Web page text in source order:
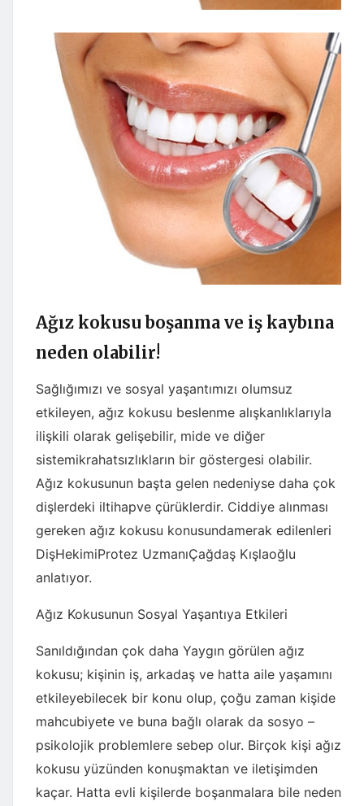
Ağız kokusu boşanma ve iş kaybına
neden olabilir!
Sağlığımızı ve sosyal yaşantımızı olumsuz
etkileyen, ağız kokusu beslenme alışkanlıklarıyla
ilişkili olarak gelişebilir, mide ve diğer
sistemikrahatsızlıkların bir göstergesi olabilir.
Ağız kokusunun başta gelen nedeniyse daha çok
dişlerdeki iltihapve çürüklerdir. Ciddiye alınması
gereken ağız kokusu konusundamerak edilenleri
DişHekimiProtez UzmanıÇağdaş Kışlaoğlu
anlatıyor.
Ağız Kokusunun Sosyal Yaşantıya Etkileri
Sanıldığından çok daha Yaygın görülen ağız
kokusu; kişinin iş, arkadaş ve hatta aile yaşamını
etkileyebilecek bir konu olup, çoğu zaman kişide
mahcubiyete ve buna bağlı olarak da sosyo –
psikolojik problemlere sebep olur. Birçok kişi ağız
kokusu yüzünden konuşmaktan ve iletişimden
kaçar. Hatta evli kişilerde boşanmalara bile neden